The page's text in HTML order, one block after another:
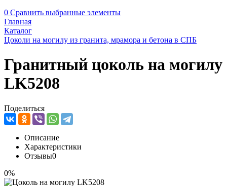
0 Сравнить выбранные элементы
Главная
Каталог
Цоколи на могилу из гранита, мрамора и бетона в СПБ
Гранитный цоколь на могилу
LK5208
Поделиться
Описание
Характеристики
Отзывы0
0%